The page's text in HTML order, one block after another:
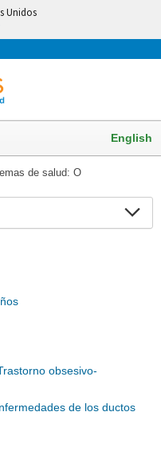
Unidos
English
de salud: O
obsesivo-
de los ductos